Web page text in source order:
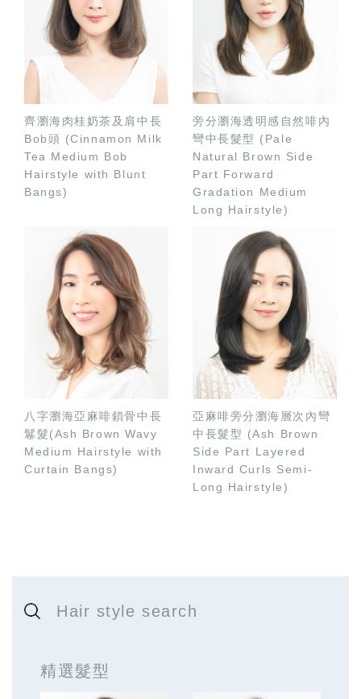
齊瀏海肉桂奶茶及肩中長
Bob頭 (Cinnamon Milk
Tea Medium Bob
Hairstyle with Blunt
Bangs)
旁分瀏海透明感自然啡內
彎中長髮型 (Pale
Natural Brown Side
Part Forward
Gradation Medium
Long Hairstyle)
八字瀏海亞麻啡鎖骨中長
鬈髮(Ash Brown Wavy
Medium Hairstyle with
Curtain Bangs)
亞麻啡旁分瀏海層次內彎
中長髮型 (Ash Brown
Side Part Layered
Inward Curls Semi-
Long Hairstyle)
Hair style search
精選髮型